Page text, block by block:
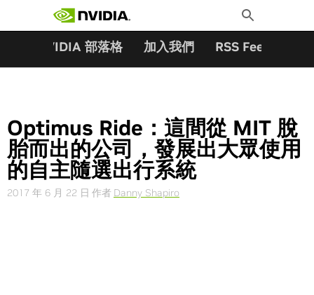
Toggle
Search
NVIDIA 部落格 加入我們 RSS Feeds
Optimus Ride：這間從 MIT 脫
胎而出的公司，發展出大眾使用
的自主隨選出行系統
2017 年 6 月 22 日 作者 Danny Shapiro